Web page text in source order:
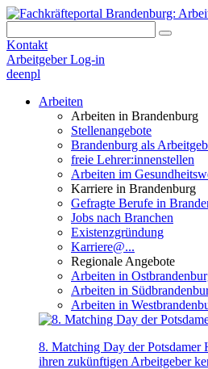
Kontakt
Arbeitgeber Log-in
deenpl
Arbeiten
Arbeiten in Brandenburg
Stellenangebote
Brandenburg als
freie Lehrer:innenstellen
Arbeiten im
Karriere in Brandenburg
Gefragte Berufe in
Jobs nach Branchen
Existenzgründung
Karriere@...
Regionale Angebote
Arbeiten in
Arbeiten in
Arbeiten in
8. Matching Day der Potsdamer
ihren zukünftigen Arbeitgeber